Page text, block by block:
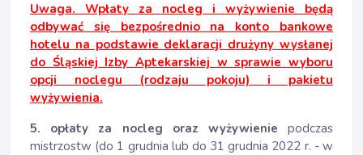
Uwaga. Wpłaty za nocleg i wyżywienie będą
odbywać się bezpośrednio na konto bankowe
hotelu na podstawie deklaracji drużyny wysłanej
do Śląskiej Izby Aptekarskiej w sprawie wyboru
opcji noclegu (rodzaju pokoju) i pakietu
wyżywienia.
5. opłaty za nocleg oraz wyżywienie podczas
mistrzostw (do 1 grudnia lub do 31 grudnia 2022 r. - w